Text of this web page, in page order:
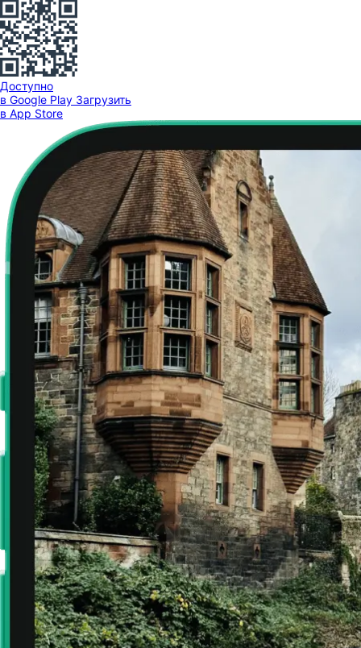
Доступно
в Google Play Загрузить
в App Store